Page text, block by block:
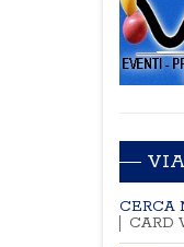
CERCA
CARD